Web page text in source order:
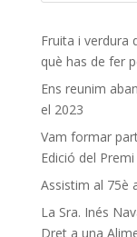
Fruita i verdura
què has de fer
Ens reunim
el 2023
Vam formar
Edició del
Assistim al 75è
La Sra. Inés
Dret a una